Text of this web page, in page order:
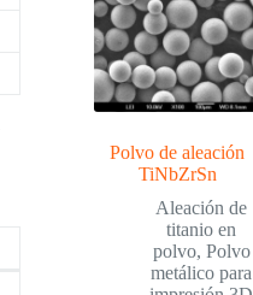
Polvo de aleación
TiNbZrSn
Aleación de
titanio en
polvo, Polvo
metálico para